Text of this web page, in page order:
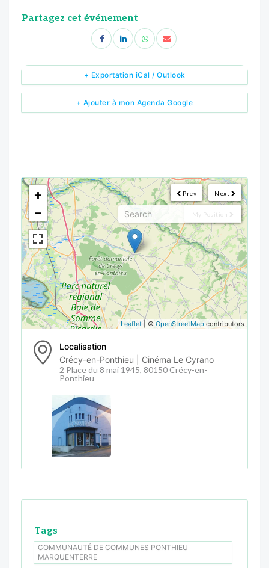
Partagez cet événement
+ Ajouter à mon Agenda Google
+ Exportation iCal / Outlook
Next
Prev
My Position
<!---->
+
−
Leaflet | © OpenStreetMap contributors
Localisation
Crécy-en-Ponthieu | Cinéma Le Cyrano
2 Place du 8 mai 1945, 80150 Crécy-en-
Ponthieu
Tags
COMMUNAUTÉ DE COMMUNES PONTHIEU
MARQUENTERRE